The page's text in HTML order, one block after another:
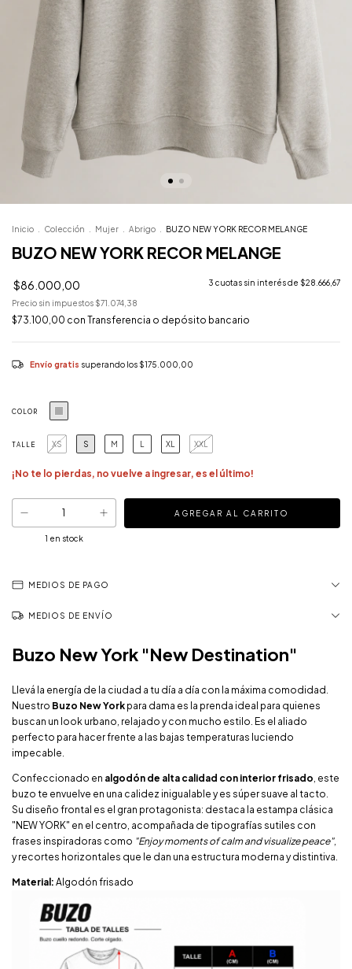
Inicio Colección Mujer Abrigo BUZO NEW YORK RECOR MELANGE
BUZO NEW YORK RECOR MELANGE
$86.000,00 3 cuotas sin interés de $28.666,67
Precio sin impuestos $71.074,38
$73.100,00 con Transferencia o depósito bancario
Envío gratis superando los $175.000,00
COLOR
TALLE XS S M XL XXL
¡No te lo pierdas, no vuelve a ingresar, es el último!
1 en stock
MEDIOS DE PAGO
MEDIOS DE ENVÍO
Buzo New York "New Destination"
Llevá la energía de la ciudad a tu día a día con la máxima comodidad.
Nuestro Buzo New York para dama es la prenda ideal para quienes
buscan un look urbano, relajado y con mucho estilo. Es el aliado
perfecto para hacer frente a las bajas temperaturas luciendo
impecable.
Confeccionado en algodón de alta calidad con interior frisado, este
buzo te envuelve en una calidez inigualable y es súper suave al tacto.
Su diseño frontal es el gran protagonista: destaca la estampa clásica
"NEW YORK" en el centro, acompañada de tipografías sutiles con
frases inspiradoras como "Enjoy moments of calm and visualize peace",
y recortes horizontales que le dan una estructura moderna y distintiva.
Material: Algodón frisado